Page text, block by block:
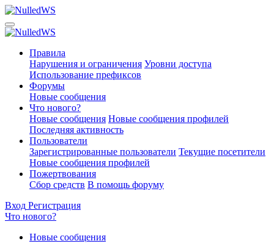
Правила
Нарушения и ограничения Уровни доступа
Использование префиксов
Форумы
Новые сообщения
Что нового?
Новые сообщения Новые сообщения профилей
Последняя активность
Пользователи
Зарегистрированные пользователи Текущие посетители
Новые сообщения профилей
Пожертвования
Сбор средств В помощь форуму
Вход Регистрация
Что нового?
Новые сообщения